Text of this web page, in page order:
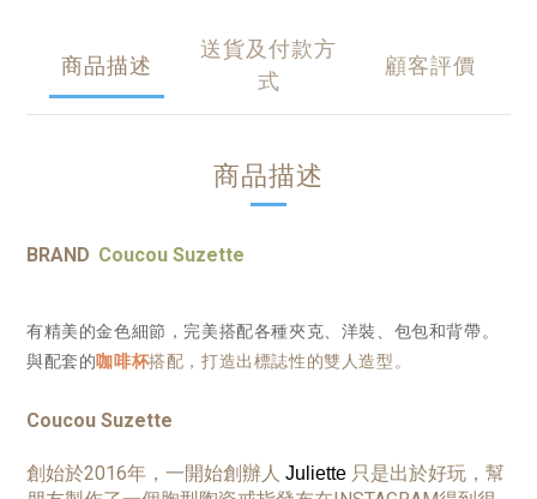
商品描述
送貨及付款方
式
顧客評價
商品描述
BRAND Coucou Suzette
有精美的金色細節，完美搭配各種夾克、洋裝、包包和背帶。
與配套的咖啡杯搭配，打造出標誌性的雙人造型。
Coucou Suzette
創始於2016年，一開始創辦人 Juliette 只是出於好玩，幫